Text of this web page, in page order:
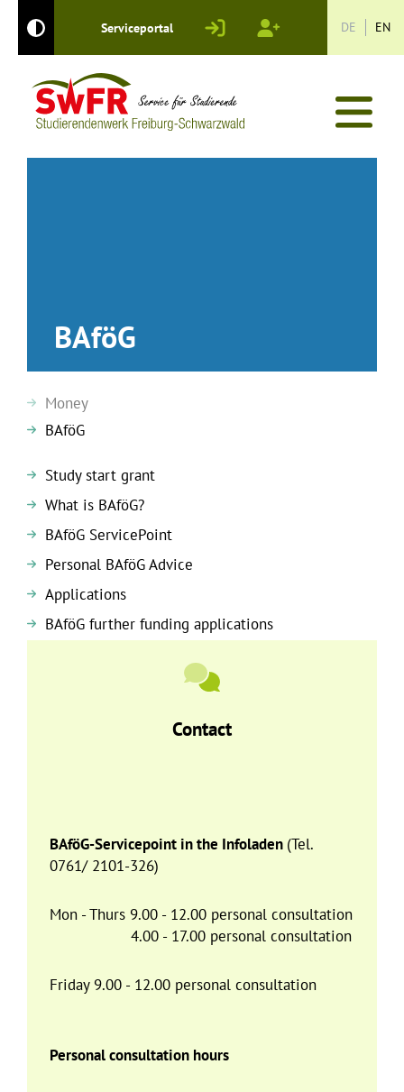
KontrastmodusServiceportal Login Registrieren DE EN
BAföG
Money
BAföG
Study start grant
What is BAföG?
BAföG ServicePoint
Personal BAföG Advice
Applications
BAföG further funding applications
Contact
BAföG-Servicepoint in the Infoladen (Tel.
0761/ 2101-326)
Mon - Thurs 9.00 - 12.00 personal consultation
4.00 - 17.00 personal consultation
Friday 9.00 - 12.00 personal consultation
Personal consultation hours